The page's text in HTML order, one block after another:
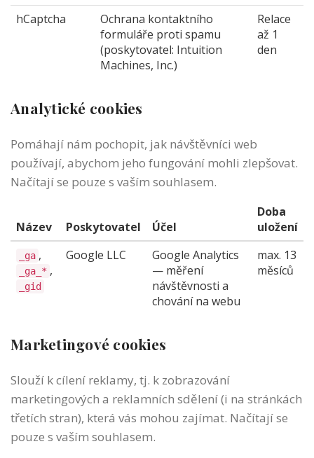
hCaptcha
Ochrana kontaktního
formuláře proti spamu
(poskytovatel: Intuition
Machines, Inc.)
Relace
až 1
den
Analytické cookies
Pomáhají nám pochopit, jak návštěvníci web
používají, abychom jeho fungování mohli zlepšovat.
Načítají se pouze s vaším souhlasem.
Název Poskytovatel Účel
Doba
uložení
_ga ,
_ga_* ,
_gid
Google LLC
Google Analytics
— měření
návštěvnosti a
chování na webu
max. 13
měsíců
Marketingové cookies
Slouží k cílení reklamy, tj. k zobrazování
marketingových a reklamních sdělení (i na stránkách
třetích stran), která vás mohou zajímat. Načítají se
pouze s vaším souhlasem.